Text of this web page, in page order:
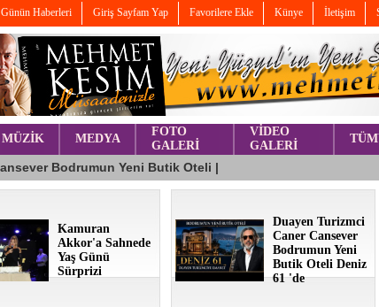
Günün Haberleri Giriş Sayfam Yap Favorilere Ekle Künye İletişim
MÜZİK MEDYA
FOTO
GALERİ
VİDEO
GALERİ
Kamuran
Akkor'a Sahnede
Yaş Günü
Sürprizi
Duayen Turizmci
Caner Cansever
Bodrumun Yeni
Butik Oteli Deniz
61 'de